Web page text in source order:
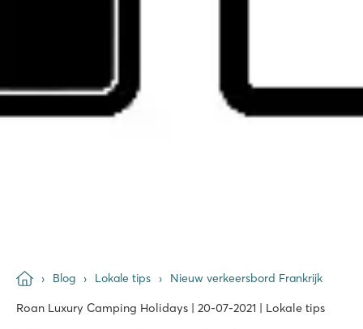
Blog Lokale tips Nieuw verkeersbord Frankrijk
Roan Luxury Camping Holidays | 20-07-2021 | Lokale tips